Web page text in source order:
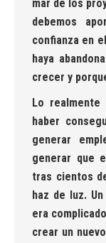
mar de los
debemos
confianza en
haya
crecer y
Lo
haber
generar
generar que
tras cientos
haz de luz.
era
crear un